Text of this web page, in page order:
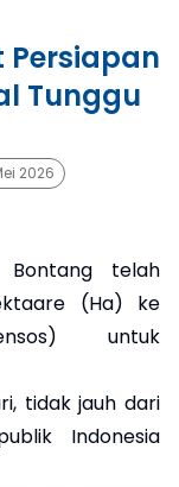
Persiapan
Tunggu
2026
telah
(Ha) ke
untuk
tidak jauh dari
Indonesia